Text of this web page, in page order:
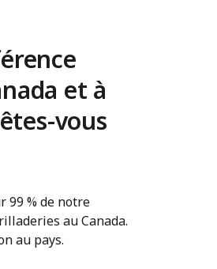
et à
vous
99 % de notre
au Canada.
au pays.